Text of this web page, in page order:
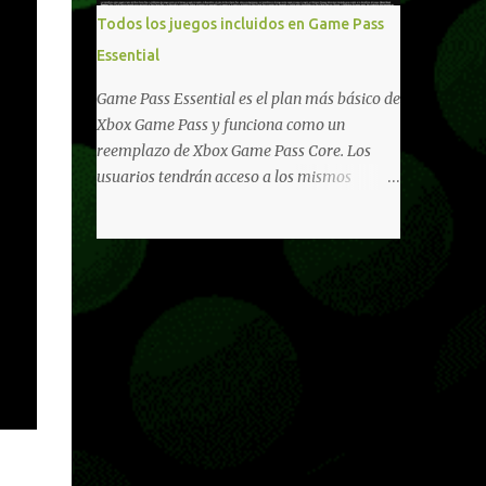
libertad de juego. Uno de los aspectos más
importantes de Last Rites es la gran
cantidad de opciones de personalización
incorporadas. Ahora es posible ocultar más
elementos de la interfaz, incluyendo las
trayectorias de lanzamiento de granadas y
el resaltado de objetos interactivos, además
"Parámetros Ghost" , que permiten activar
la recarga táctica, limitar el número de
armas ...
Todos los juegos incluidos en Game Pass
Essential
Game Pass Essential es el plan más básico de
Xbox Game Pass y funciona como un
reemplazo de Xbox Game Pass Core. Los
usuarios tendrán acceso a los mismos
adicionales que fueron anunciados
recientemente. Essential incluirá como
novedades una serie de ventajas para